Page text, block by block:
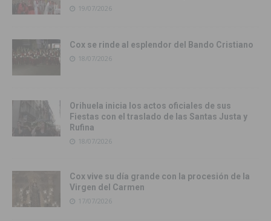
19/07/2026
Cox se rinde al esplendor del Bando Cristiano
18/07/2026
Orihuela inicia los actos oficiales de sus
Fiestas con el traslado de las Santas Justa y
Rufina
18/07/2026
Cox vive su día grande con la procesión de la
Virgen del Carmen
17/07/2026